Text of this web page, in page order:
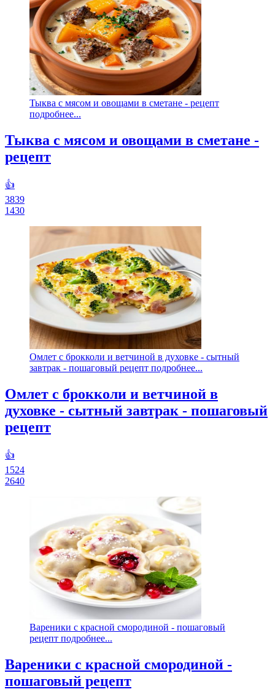
Тыква с мясом и овощами в сметане - рецепт
подробнее...
Тыква с мясом и овощами в сметане -
рецепт
👍
3839
1430
Омлет с брокколи и ветчиной в духовке - сытный
завтрак - пошаговый рецепт подробнее...
Омлет с брокколи и ветчиной в
духовке - сытный завтрак - пошаговый
рецепт
👍
1524
2640
Вареники с красной смородиной - пошаговый
рецепт подробнее...
Вареники с красной смородиной -
пошаговый рецепт